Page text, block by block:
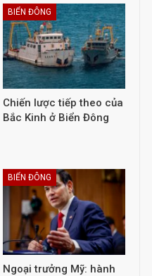
BIỂN ĐÔNG
Chiến lược tiếp theo của
Bắc Kinh ở Biển Đông
BIỂN ĐÔNG
Ngoại trưởng Mỹ: hành